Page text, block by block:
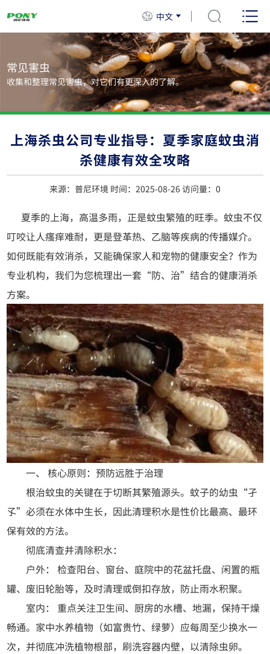
中文
常见害虫
收集和整理常见害虫，对它们有更深入的了解。
上海杀虫公司专业指导：夏季家庭蚊虫消
杀健康有效全攻略
来源：普尼环境 时间：2025-08-26 访问量： 0
夏季的上海，高温多雨，正是蚊虫繁殖的旺季。蚊虫不仅
叮咬让人瘙痒难耐，更是登革热、乙脑等疾病的传播媒介。
如何既能有效消杀，又能确保家人和宠物的健康安全？作为
专业机构，我们为您梳理出一套“防、治”结合的健康消杀
方案。
一、 核心原则：预防远胜于治理
根治蚊虫的关键在于切断其繁殖源头。蚊子的幼虫“孑
孓”必须在水体中生长，因此清理积水是性价比最高、最环
保有效的方法。
彻底清查并清除积水：
户外： 检查阳台、窗台、庭院中的花盆托盘、闲置的瓶
罐、废旧轮胎等，及时清理或倒扣存放，防止雨水积聚。
室内： 重点关注卫生间、厨房的水槽、地漏，保持干燥
畅通。家中水养植物（如富贵竹、绿萝）应每周至少换水一
次，并彻底冲洗植物根部，刷洗容器内壁，以清除虫卵。